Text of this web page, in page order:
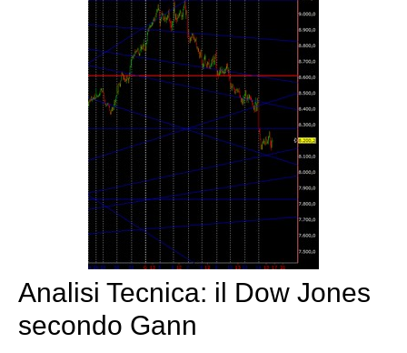
Analisi Tecnica: il Dow Jones
secondo Gann